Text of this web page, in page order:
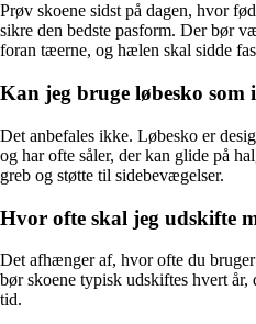
Prøv skoene sidst på dagen, hvor
sikre den bedste pasform. Der bør
foran tæerne, og hælen skal sidde
Kan jeg bruge løbesko som
Det anbefales ikke. Løbesko er
og har ofte såler, der kan glide på
greb og støtte til sidebevægelser.
Hvor ofte skal jeg udskifte
Det afhænger af, hvor ofte du
bør skoene typisk udskiftes hvert
tid.